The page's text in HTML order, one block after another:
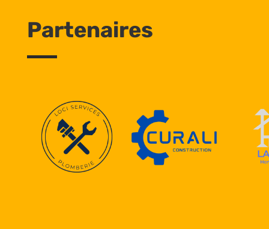
Partenaires